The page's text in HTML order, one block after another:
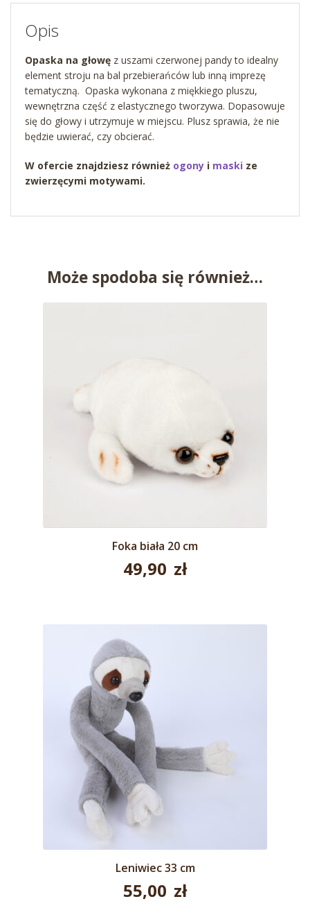
Opis
Opaska na głowę z uszami czerwonej pandy to idealny
element stroju na bal przebierańców lub inną imprezę
tematyczną. Opaska wykonana z miękkiego pluszu,
wewnętrzna część z elastycznego tworzywa. Dopasowuje
się do głowy i utrzymuje w miejscu. Plusz sprawia, że nie
będzie uwierać, czy obcierać.
W ofercie znajdziesz również ogony i maski ze
zwierzęcymi motywami.
Może spodoba się również…
Foka biała 20 cm
49,90 zł
Leniwiec 33 cm
55,00 zł